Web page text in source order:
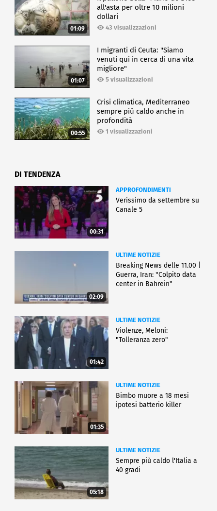
01:09
all'asta per oltre 10 milioni
dollari
43 visualizzazioni
01:07
I migranti di Ceuta: "Siamo
venuti qui in cerca di una vita
migliore"
5 visualizzazioni
00:55
Crisi climatica, Mediterraneo
sempre più caldo anche in
profondità
1 visualizzazioni
DI TENDENZA
00:31
APPROFONDIMENTI
Verissimo da settembre su
Canale 5
02:09
ULTIME NOTIZIE
Breaking News delle 11.00 |
Guerra, Iran: "Colpito data
center in Bahrein"
01:42
ULTIME NOTIZIE
Violenze, Meloni:
"Tolleranza zero"
01:35
ULTIME NOTIZIE
Bimbo muore a 18 mesi
ipotesi batterio killer
05:18
ULTIME NOTIZIE
Sempre più caldo l'Italia a
40 gradi